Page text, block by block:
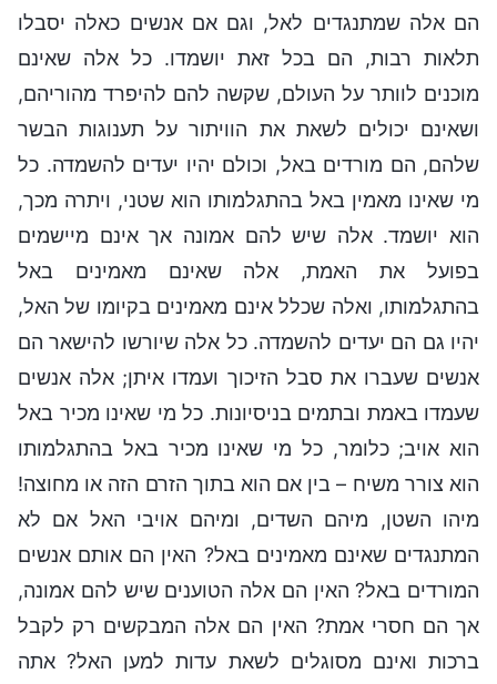
הם אלה שמתנגדים לאל, וגם אם אנשים כאלה יסבלו
תלאות רבות, הם בכל זאת יושמדו. כל אלה שאינם
מוכנים לוותר על העולם, שקשה להם להיפרד מהוריהם,
ושאינם יכולים לשאת את הוויתור על תענוגות הבשר
שלהם, הם מורדים באל, וכולם יהיו יעדים להשמדה. כל
מי שאינו מאמין באל בהתגלמותו הוא שטני, ויתרה מכך,
הוא יושמד. אלה שיש להם אמונה אך אינם מיישמים
בפועל את האמת, אלה שאינם מאמינים באל
בהתגלמותו, ואלה שכלל אינם מאמינים בקיומו של האל,
יהיו גם הם יעדים להשמדה. כל אלה שיורשו להישאר הם
אנשים שעברו את סבל הזיכוך ועמדו איתן; אלה אנשים
שעמדו באמת ובתמים בניסיונות. כל מי שאינו מכיר באל
הוא אויב; כלומר, כל מי שאינו מכיר באל בהתגלמותו
הוא צורר משיח – בין אם הוא בתוך הזרם הזה או מחוצה!
מיהו השטן, מיהם השדים, ומיהם אויבי האל אם לא
המתנגדים שאינם מאמינים באל? האין הם אותם אנשים
המורדים באל? האין הם אלה הטוענים שיש להם אמונה,
אך הם חסרי אמת? האין הם אלה המבקשים רק לקבל
ברכות ואינם מסוגלים לשאת עדות למען האל? אתה